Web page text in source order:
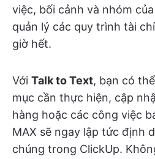
việc, bối cảnh và nhóm
quản lý các quy trình tài
giờ hết.
Với Talk to Text, bạn có
mục cần thực hiện, cập
hàng hoặc các công việc
MAX sẽ ngay lập tức định
chúng trong ClickUp.